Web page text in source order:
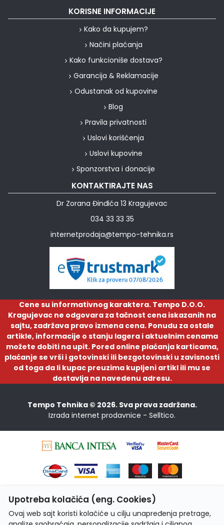
KORISNE INFORMACIJE
Kako da kupujem?
Načini plaćanja
Kako funkcioniše dostava?
Garancija & Reklamacije
Odustanak od kupovine
Blog
Pravila privatnosti
Uslovi korišćenja
Uslovi kupovine
Sponzorstva i donacije
KONTAKTIRAJTE NAS
Dr Zorana Đinđića 13 Kragujevac
034 33 33 35
internetprodaja@tempo-tehnika.rs
Cene su informativnog karaktera. Tempo D.O.O.
Kragujevac ne odgovara za tačnost cena iskazanih na
sajtu, zadržava pravo izmena cena. Ponudu za ostale
artikle, informacije o stanju lagera i aktuelnim cenama
možete dobiti na upit. Pored online plaćanja karticama,
plaćanje se vrši i gotovinski ili bezgotovinski u zavisnosti
od toga da li kupac preuzima kupljeni artikl ili mu se
dostavlja na navedenu adresu.
Tempo Tehnika © 2026. Sva prava zadržana.
Izrada internet prodavnice - Selltico.
Upotreba kolačića (eng. Cookies)
Ovaj web sajt koristi kolačiće u cilju unapređenja pretrage,